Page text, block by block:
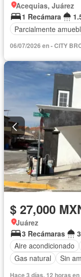
Acequias, Juárez
1 Recámara
Parcialmente
$ 27,000
Juárez
3 Recámaras
Aire acondicionado
Gas natural
Sin
Hace 3 días, 12 horas en